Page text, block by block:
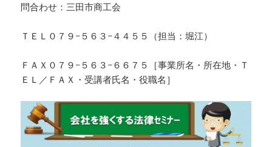
問合わせ：三田市商工会
ＴＥＬ０７９−５６３−４４５５（担当：堀江）
ＦＡＸ０７９−５６３−６６７５［事業所名・所在地・Ｔ
ＥＬ／ＦＡＸ・受講者氏名・役職名］